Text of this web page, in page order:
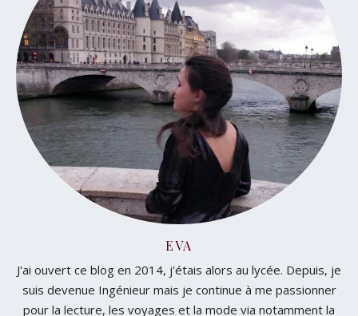
EVA
J'ai ouvert ce blog en 2014, j'étais alors au lycée. Depuis, je
suis devenue Ingénieur mais je continue à me passionner
pour la lecture, les voyages et la mode via notamment la